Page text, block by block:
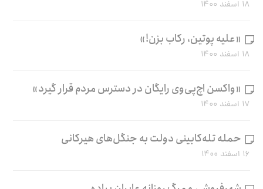
۱۸ اسفند ۱۴۰۰
«علیه پوتین، رکاب بزن!»
۱۸ اسفند ۱۴۰۰
«واکسن اچ‌پی‌وی رایگان در دسترس مردم قرار گیرد»
۱۷ اسفند ۱۴۰۰
حمله تله‌کابینی دولت به جنگل‌های هیرکانی
۱۶ اسفند ۱۴۰۰